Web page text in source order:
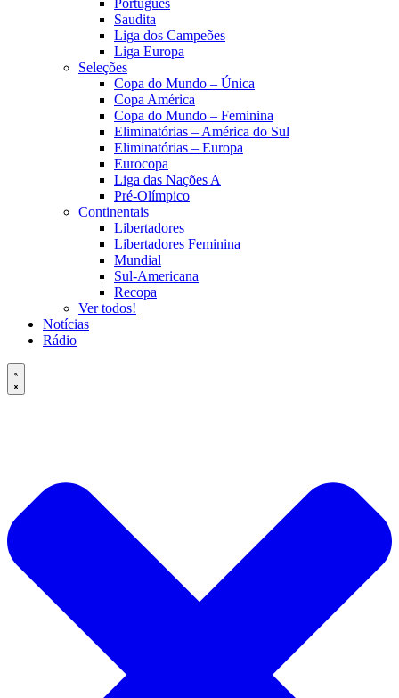
Saudita
Liga dos Campeões
Liga Europa
Seleções
Copa do Mundo – Única
Copa América
Copa do Mundo – Feminina
Eliminatórias – América do Sul
Eliminatórias – Europa
Eurocopa
Liga das Nações A
Pré-Olímpico
Continentais
Libertadores
Libertadores Feminina
Mundial
Sul-Americana
Recopa
Ver todos!
Notícias
Rádio